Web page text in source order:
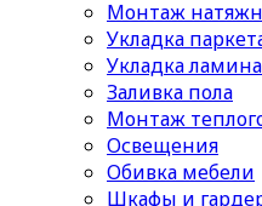
Монтаж
Укладка
Укладка
Заливка пола
Монтаж
Освещения
Обивка мебели
Шкафы и